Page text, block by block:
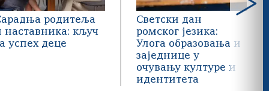
родитеља
наставника: кључ
успех деце
Светски дан
ромског језика:
Улога образовања и
заједнице у
очувању културе и
идентитета